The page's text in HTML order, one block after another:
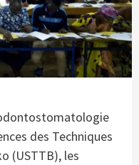
des Techniques
(USTTB), les